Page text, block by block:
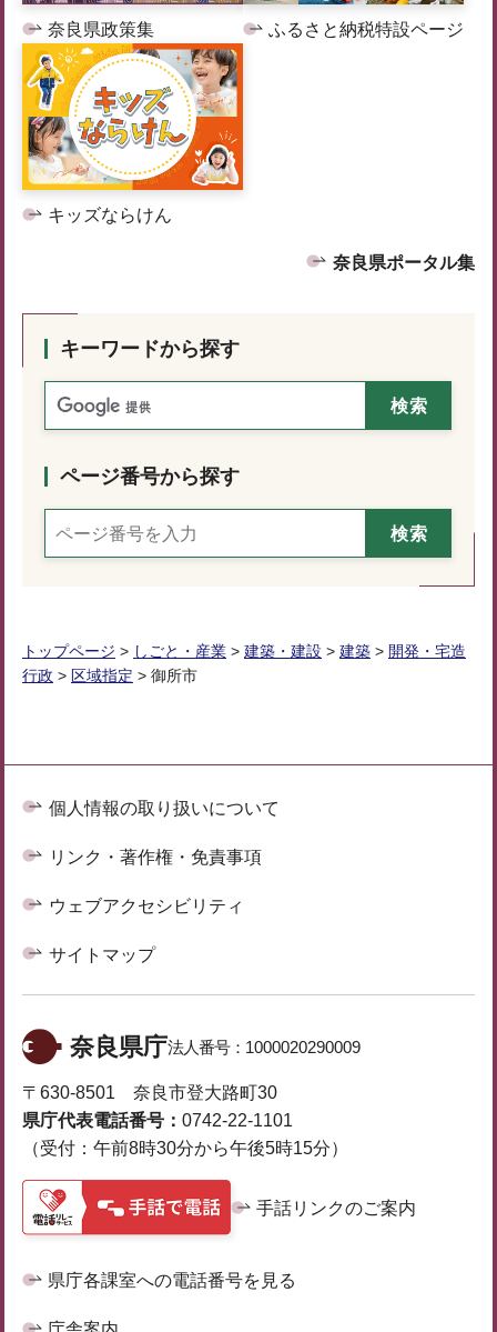
奈良県政策集 ふるさと納税特設ページ
キッズならけん
奈良県ポータル集
キーワードから探す
ページ番号から探す
トップページ > しごと・産業 > 建築・建設 > 建築 > 開発・宅造
行政 > 区域指定 > 御所市
個人情報の取り扱いについて
リンク・著作権・免責事項
ウェブアクセシビリティ
サイトマップ
奈良県庁法人番号： 1000020290009
〒630-8501 奈良市登大路町30
県庁代表電話番号： 0742-22-1101
（受付：午前8時30分から午後5時15分）
手話リンクのご案内
県庁各課室への電話番号を見る